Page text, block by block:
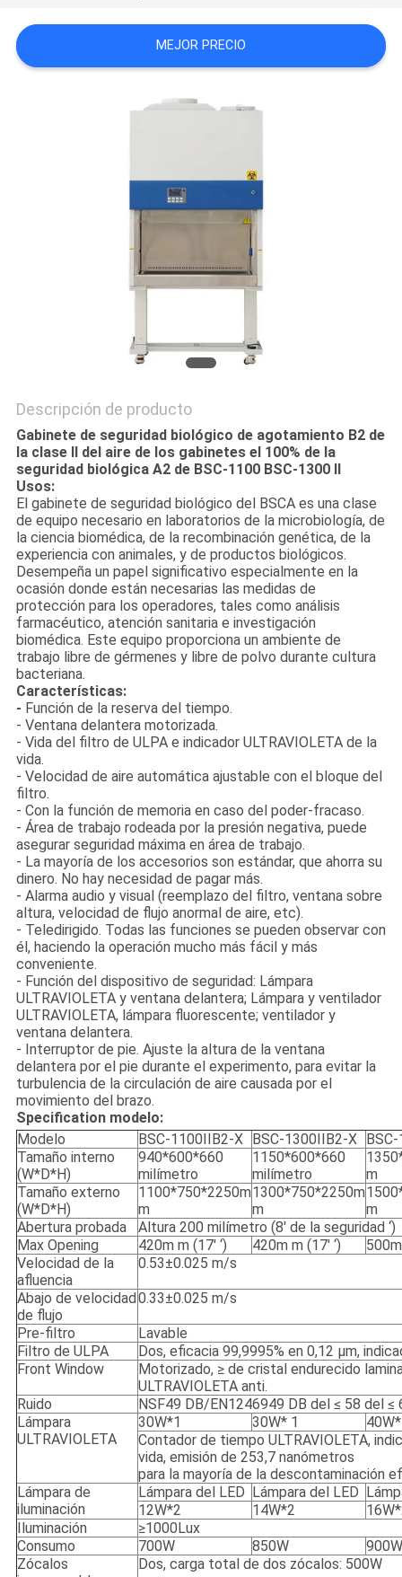
MAPA
MEJOR PRECIO
Descripción de producto
Gabinete de seguridad biológico de agotamiento B2 de
la clase II del aire de los gabinetes el 100% de la
seguridad biológica A2 de BSC-1100 BSC-1300 II
Usos:
El gabinete de seguridad biológico del BSCA es una clase
de equipo necesario en laboratorios de la microbiología, de
la ciencia biomédica, de la recombinación genética, de la
experiencia con animales, y de productos biológicos.
Desempeña un papel significativo especialmente en la
ocasión donde están necesarias las medidas de
protección para los operadores, tales como análisis
farmacéutico, atención sanitaria e investigación
biomédica. Este equipo proporciona un ambiente de
trabajo libre de gérmenes y libre de polvo durante cultura
bacteriana.
Características:
- Función de la reserva del tiempo.
- Ventana delantera motorizada.
- Vida del filtro de ULPA e indicador ULTRAVIOLETA de la
vida.
- Velocidad de aire automática ajustable con el bloque del
filtro.
- Con la función de memoria en caso del poder-fracaso.
- Área de trabajo rodeada por la presión negativa, puede
asegurar seguridad máxima en área de trabajo.
- La mayoría de los accesorios son estándar, que ahorra su
dinero. No hay necesidad de pagar más.
- Alarma audio y visual (reemplazo del filtro, ventana sobre
altura, velocidad de flujo anormal de aire, etc).
- Teledirigido. Todas las funciones se pueden observar con
él, haciendo la operación mucho más fácil y más
conveniente.
- Función del dispositivo de seguridad: Lámpara
ULTRAVIOLETA y ventana delantera; Lámpara y ventilador
ULTRAVIOLETA, lámpara fluorescente; ventilador y
ventana delantera.
- Interruptor de pie. Ajuste la altura de la ventana
delantera por el pie durante el experimento, para evitar la
turbulencia de la circulación de aire causada por el
movimiento del brazo.
Specification modelo:
Modelo
BSC-1100IIB2-X BSC-1300IIB2-X
Tamaño interno
(W*D*H)
940*600*660
milímetro
1150*600*660
milímetro
m
Tamaño externo
(W*D*H)
1100*750*2250m
m
1300*750*2250m
m
m
Abertura probada
Altura 200 milímetro (8' de la seguridad ‘)
Max Opening
420m m (17' ‘) 420m m (17' ‘)
Velocidad de la
afluencia
0.53±0.025 m/s
Abajo de velocidad
de flujo
0.33±0.025 m/s
Pre-filtro
Lavable
Filtro de ULPA
Dos, eficacia 99,9995% en 0,12 μm,
Front Window
Motorizado, ≥ de cristal endurecido
ULTRAVIOLETA anti.
Ruido
NSF49 DB/EN1246949 DB del ≤ 58 del ≤
Lámpara
ULTRAVIOLETA
30W*1 30W* 1
Contador de tiempo ULTRAVIOLETA,
vida, emisión de 253,7 nanómetros
para la mayoría de la descontaminación
Lámpara de
iluminación
Lámpara del LED Lámpara del LED
12W*2
14W*2
Iluminación
≥1000Lux
Consumo
700W 850W
900W
Zócalos
Dos, carga total de dos zócalos: 500W